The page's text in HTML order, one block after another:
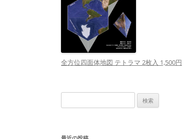
全方位四面体地図 テトラマ 2枚入 1,500円
索: